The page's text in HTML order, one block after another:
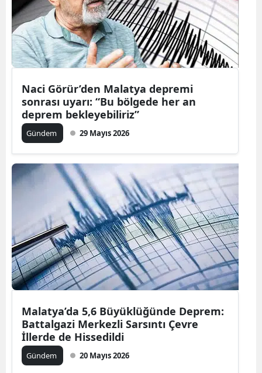
Naci Görür’den Malatya depremi
sonrası uyarı: “Bu bölgede her an
deprem bekleyebiliriz”
Gündem 29 Mayıs 2026
Malatya’da 5,6 Büyüklüğünde Deprem:
Battalgazi Merkezli Sarsıntı Çevre
İllerde de Hissedildi
Gündem 20 Mayıs 2026